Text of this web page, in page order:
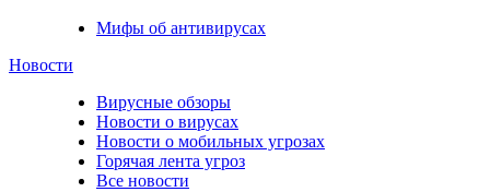
Мифы об антивирусах
Новости
Вирусные обзоры
Новости о вирусах
Новости о мобильных угрозах
Горячая лента угроз
Все новости